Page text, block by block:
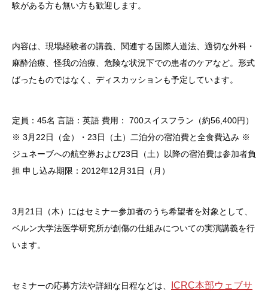
験がある方も無い方も歓迎します。
内容は、現場経験者の講義、関連する国際人道法、適切な外科・
麻酔治療、怪我の治療、危険な状況下での患者のケアなど。形式
ばったものではなく、ディスカッションも予定しています。
定員：45名 言語：英語 費用： 700スイスフラン（約56,400円）
※ 3月22日（金）・23日（土）二泊分の宿泊費と全食費込み ※
ジュネーブへの航空券および23日（土）以降の宿泊費は参加者負
担 申し込み期限：2012年12月31日（月）
3月21日（木）にはセミナー参加者のうち希望者を対象として、
ベルン大学法医学研究所が創傷の仕組みについての実演講義を行
います。
セミナーの応募方法や詳細な日程などは、
ICRC本部ウェブサ